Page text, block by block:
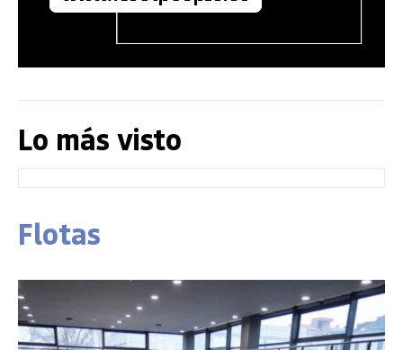
Lo más visto
Flotas